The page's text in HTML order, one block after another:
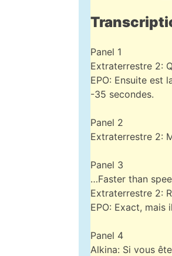
Panel 1
Extraterrestre 2:
EPO: Ensuite est
-35 secondes.
Panel 2
Extraterrestre 2:
Panel 3
…Faster than
Extraterrestre 2:
EPO: Exact, mais
Panel 4
Alkina: Si vous